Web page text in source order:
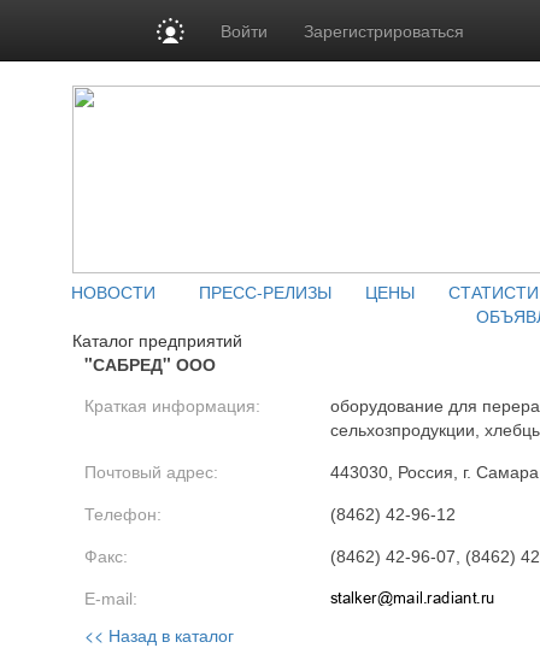
Войти Зарегистрироваться
НОВОСТИ ПРЕСС-РЕЛИЗЫ ЦЕНЫ
Каталог предприятий
"САБРЕД" ООО
Краткая информация:
оборудование для
сельхозпродукции,
Почтовый адрес: 443030, Россия, г.
Телефон: (8462) 42-96-12
Факс: (8462) 42-96-07, (8462)
E-mail:
<< Назад в каталог